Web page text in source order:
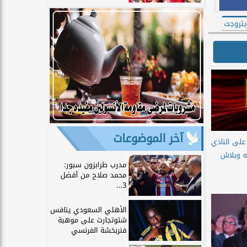
النادي
وبلاش
آخر الموضوعات
مدرب طرابزون سبور:
محمد صلاح من أفضل
3...
الأهلي السعودي ينافس
شتوتجارت على موهبة
فنربخشة الفرنسي